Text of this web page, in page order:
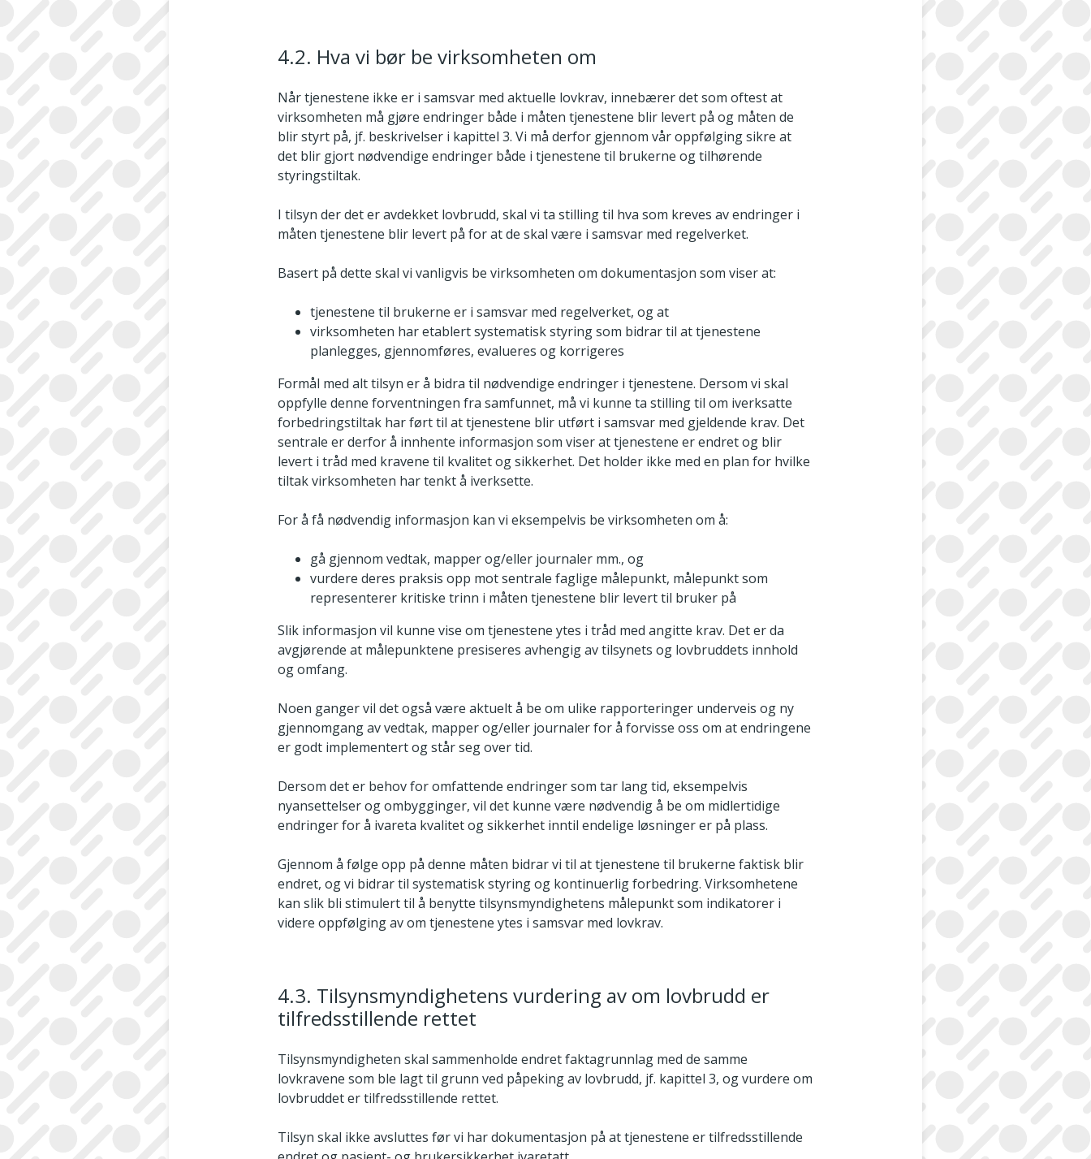
4.2. Hva vi bør be virksomheten om
Når tjenestene ikke er i samsvar med aktuelle lovkrav, innebærer det som oftest at
virksomheten må gjøre endringer både i måten tjenestene blir levert på og måten de
blir styrt på, jf. beskrivelser i kapittel 3. Vi må derfor gjennom vår oppfølging sikre at
det blir gjort nødvendige endringer både i tjenestene til brukerne og tilhørende
styringstiltak.
I tilsyn der det er avdekket lovbrudd, skal vi ta stilling til hva som kreves av endringer i
måten tjenestene blir levert på for at de skal være i samsvar med regelverket.
Basert på dette skal vi vanligvis be virksomheten om dokumentasjon som viser at:
tjenestene til brukerne er i samsvar med regelverket, og at
virksomheten har etablert systematisk styring som bidrar til at tjenestene
planlegges, gjennomføres, evalueres og korrigeres
Formål med alt tilsyn er å bidra til nødvendige endringer i tjenestene. Dersom vi skal
oppfylle denne forventningen fra samfunnet, må vi kunne ta stilling til om iverksatte
forbedringstiltak har ført til at tjenestene blir utført i samsvar med gjeldende krav. Det
sentrale er derfor å innhente informasjon som viser at tjenestene er endret og blir
levert i tråd med kravene til kvalitet og sikkerhet. Det holder ikke med en plan for hvilke
tiltak virksomheten har tenkt å iverksette.
For å få nødvendig informasjon kan vi eksempelvis be virksomheten om å:
gå gjennom vedtak, mapper og/eller journaler mm., og
vurdere deres praksis opp mot sentrale faglige målepunkt, målepunkt som
representerer kritiske trinn i måten tjenestene blir levert til bruker på
Slik informasjon vil kunne vise om tjenestene ytes i tråd med angitte krav. Det er da
avgjørende at målepunktene presiseres avhengig av tilsynets og lovbruddets innhold
og omfang.
Noen ganger vil det også være aktuelt å be om ulike rapporteringer underveis og ny
gjennomgang av vedtak, mapper og/eller journaler for å forvisse oss om at endringene
er godt implementert og står seg over tid.
Dersom det er behov for omfattende endringer som tar lang tid, eksempelvis
nyansettelser og ombygginger, vil det kunne være nødvendig å be om midlertidige
endringer for å ivareta kvalitet og sikkerhet inntil endelige løsninger er på plass.
Gjennom å følge opp på denne måten bidrar vi til at tjenestene til brukerne faktisk blir
endret, og vi bidrar til systematisk styring og kontinuerlig forbedring. Virksomhetene
kan slik bli stimulert til å benytte tilsynsmyndighetens målepunkt som indikatorer i
videre oppfølging av om tjenestene ytes i samsvar med lovkrav.
4.3. Tilsynsmyndighetens vurdering av om lovbrudd er
tilfredsstillende rettet
Tilsynsmyndigheten skal sammenholde endret faktagrunnlag med de samme
lovkravene som ble lagt til grunn ved påpeking av lovbrudd, jf. kapittel 3, og vurdere om
lovbruddet er tilfredsstillende rettet.
Tilsyn skal ikke avsluttes før vi har dokumentasjon på at tjenestene er tilfredsstillende